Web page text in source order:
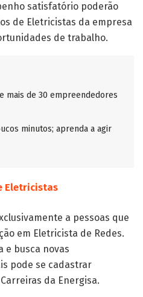
satisfatório poderão
de Eletricistas da empresa
de trabalho.
mais de 30 empreendedores
minutos; aprenda a agir
Eletricistas
a pessoas que
em Eletricista de Redes.
e busca novas
pode se cadastrar
da Energisa.